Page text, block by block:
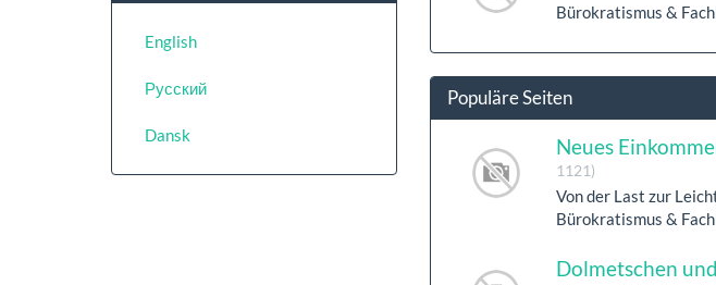
English
Русский
Dansk
Bürokratismus &
Populäre Seiten
Neues
1121)
Von der Last zur
Bürokratismus &
Dolmetschen